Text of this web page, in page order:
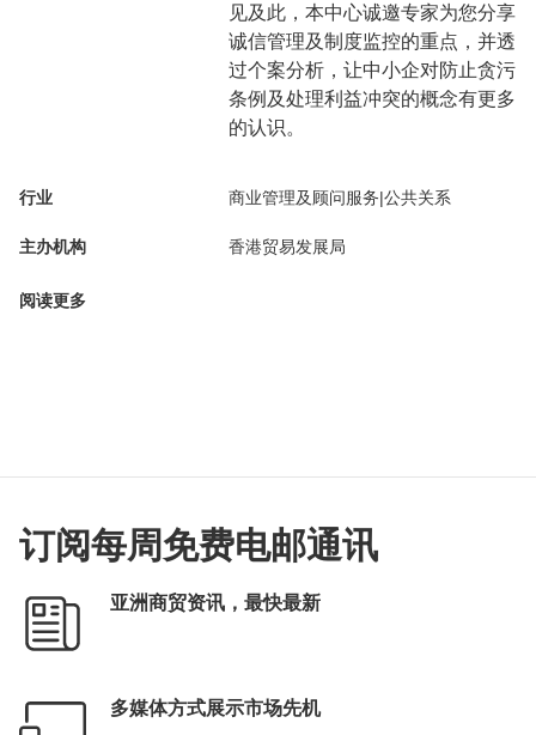
见及此，本中心诚邀专家为您分享
诚信管理及制度监控的重点，并透
过个案分析，让中小企对防止贪污
条例及处理利益冲突的概念有更多
的认识。
行业 商业管理及顾问服务|公共关系
主办机构 香港贸易发展局
阅读更多
订阅每周免费电邮通讯
亚洲商贸资讯，最快最新
多媒体方式展示市场先机